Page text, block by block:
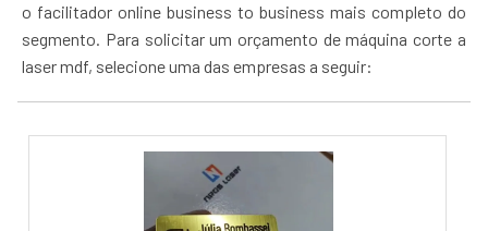
o facilitador online business to business mais completo do
segmento. Para solicitar um orçamento de máquina corte a
laser mdf, selecione uma das empresas a seguir: